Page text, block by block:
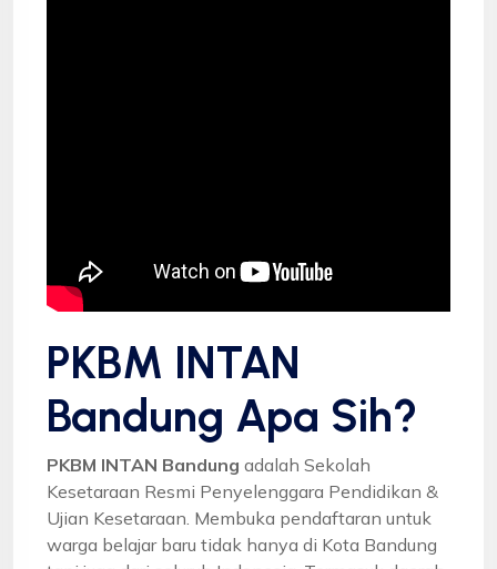
PKBM INTAN
Bandung Apa Sih?
PKBM INTAN Bandung adalah Sekolah
Kesetaraan Resmi Penyelenggara Pendidikan &
Ujian Kesetaraan. Membuka pendaftaran untuk
warga belajar baru tidak hanya di Kota Bandung